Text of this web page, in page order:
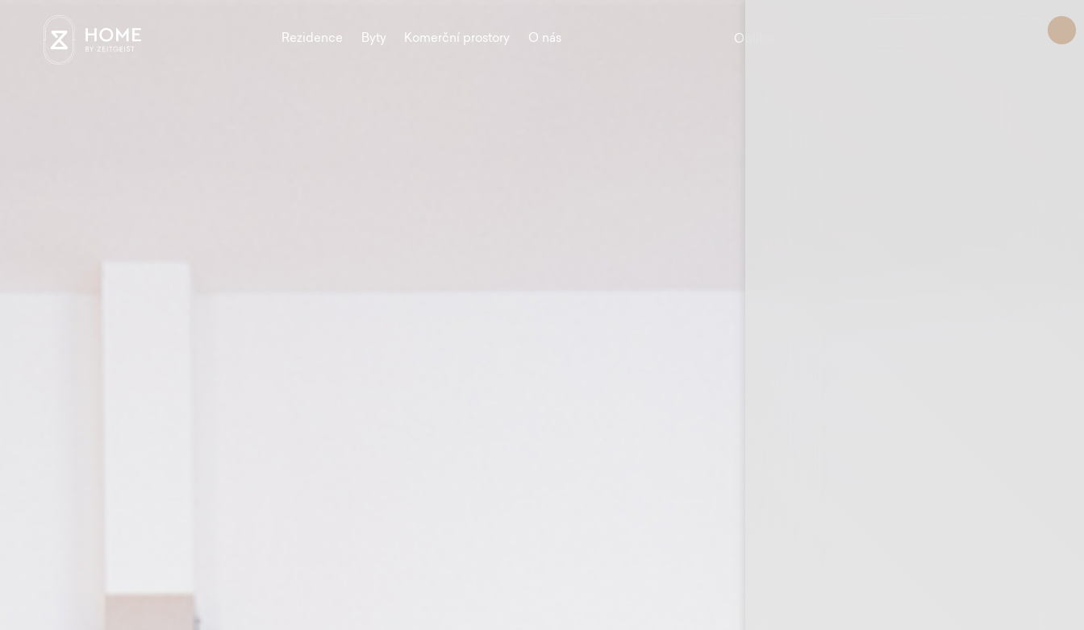
Rezidence Byty Komerční prostory O nás Oblíbené